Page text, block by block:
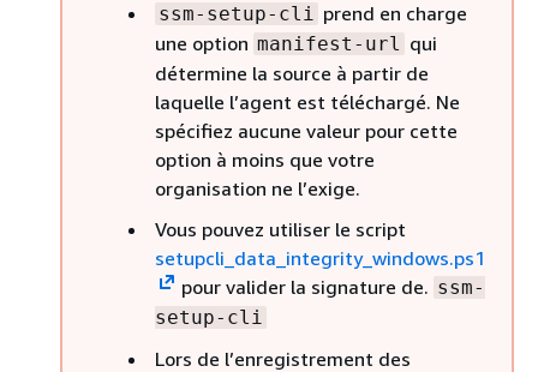
ssm-setup-cli prend en charge
une option manifest-url qui
détermine la source à partir de
laquelle l’agent est téléchargé. Ne
spécifiez aucune valeur pour cette
option à moins que votre
organisation ne l’exige.
Vous pouvez utiliser le script
setupcli_data_integrity_windows.ps1
pour valider la signature de. ssm-
setup-cli
Lors de l’enregistrement des